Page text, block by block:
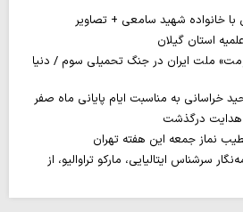
با خانواده شهید سامعی + تصاویر
استان گیلان
ملت ایران در جنگ تحمیلی سوم / دنیا
خراسانی به مناسبت ایام پایانی ماه صفر
هدایت درگذشت
نماز جمعه این هفته تهران
سرشناس ایتالیایی، مارکو تراوالیو، از